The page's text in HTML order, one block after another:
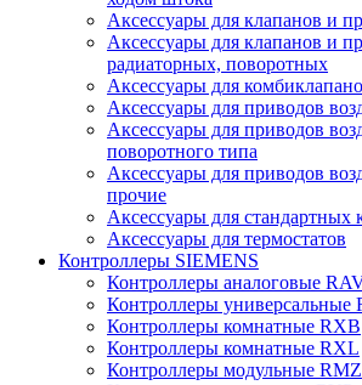
Аксессуары для клапанов и
Аксессуары для клапанов и
радиаторных, поворотных
Аксессуары для
Аксессуары для приводов
Аксессуары для приводов
поворотного типа
Аксессуары для приводов
прочие
Аксессуары для стандартных
Аксессуары для термостатов
Контроллеры SIEMENS
Контроллеры аналоговые
Контроллеры универсальные
Контроллеры комнатные RXB
Контроллеры комнатные RXL
Контроллеры модульные RMZ